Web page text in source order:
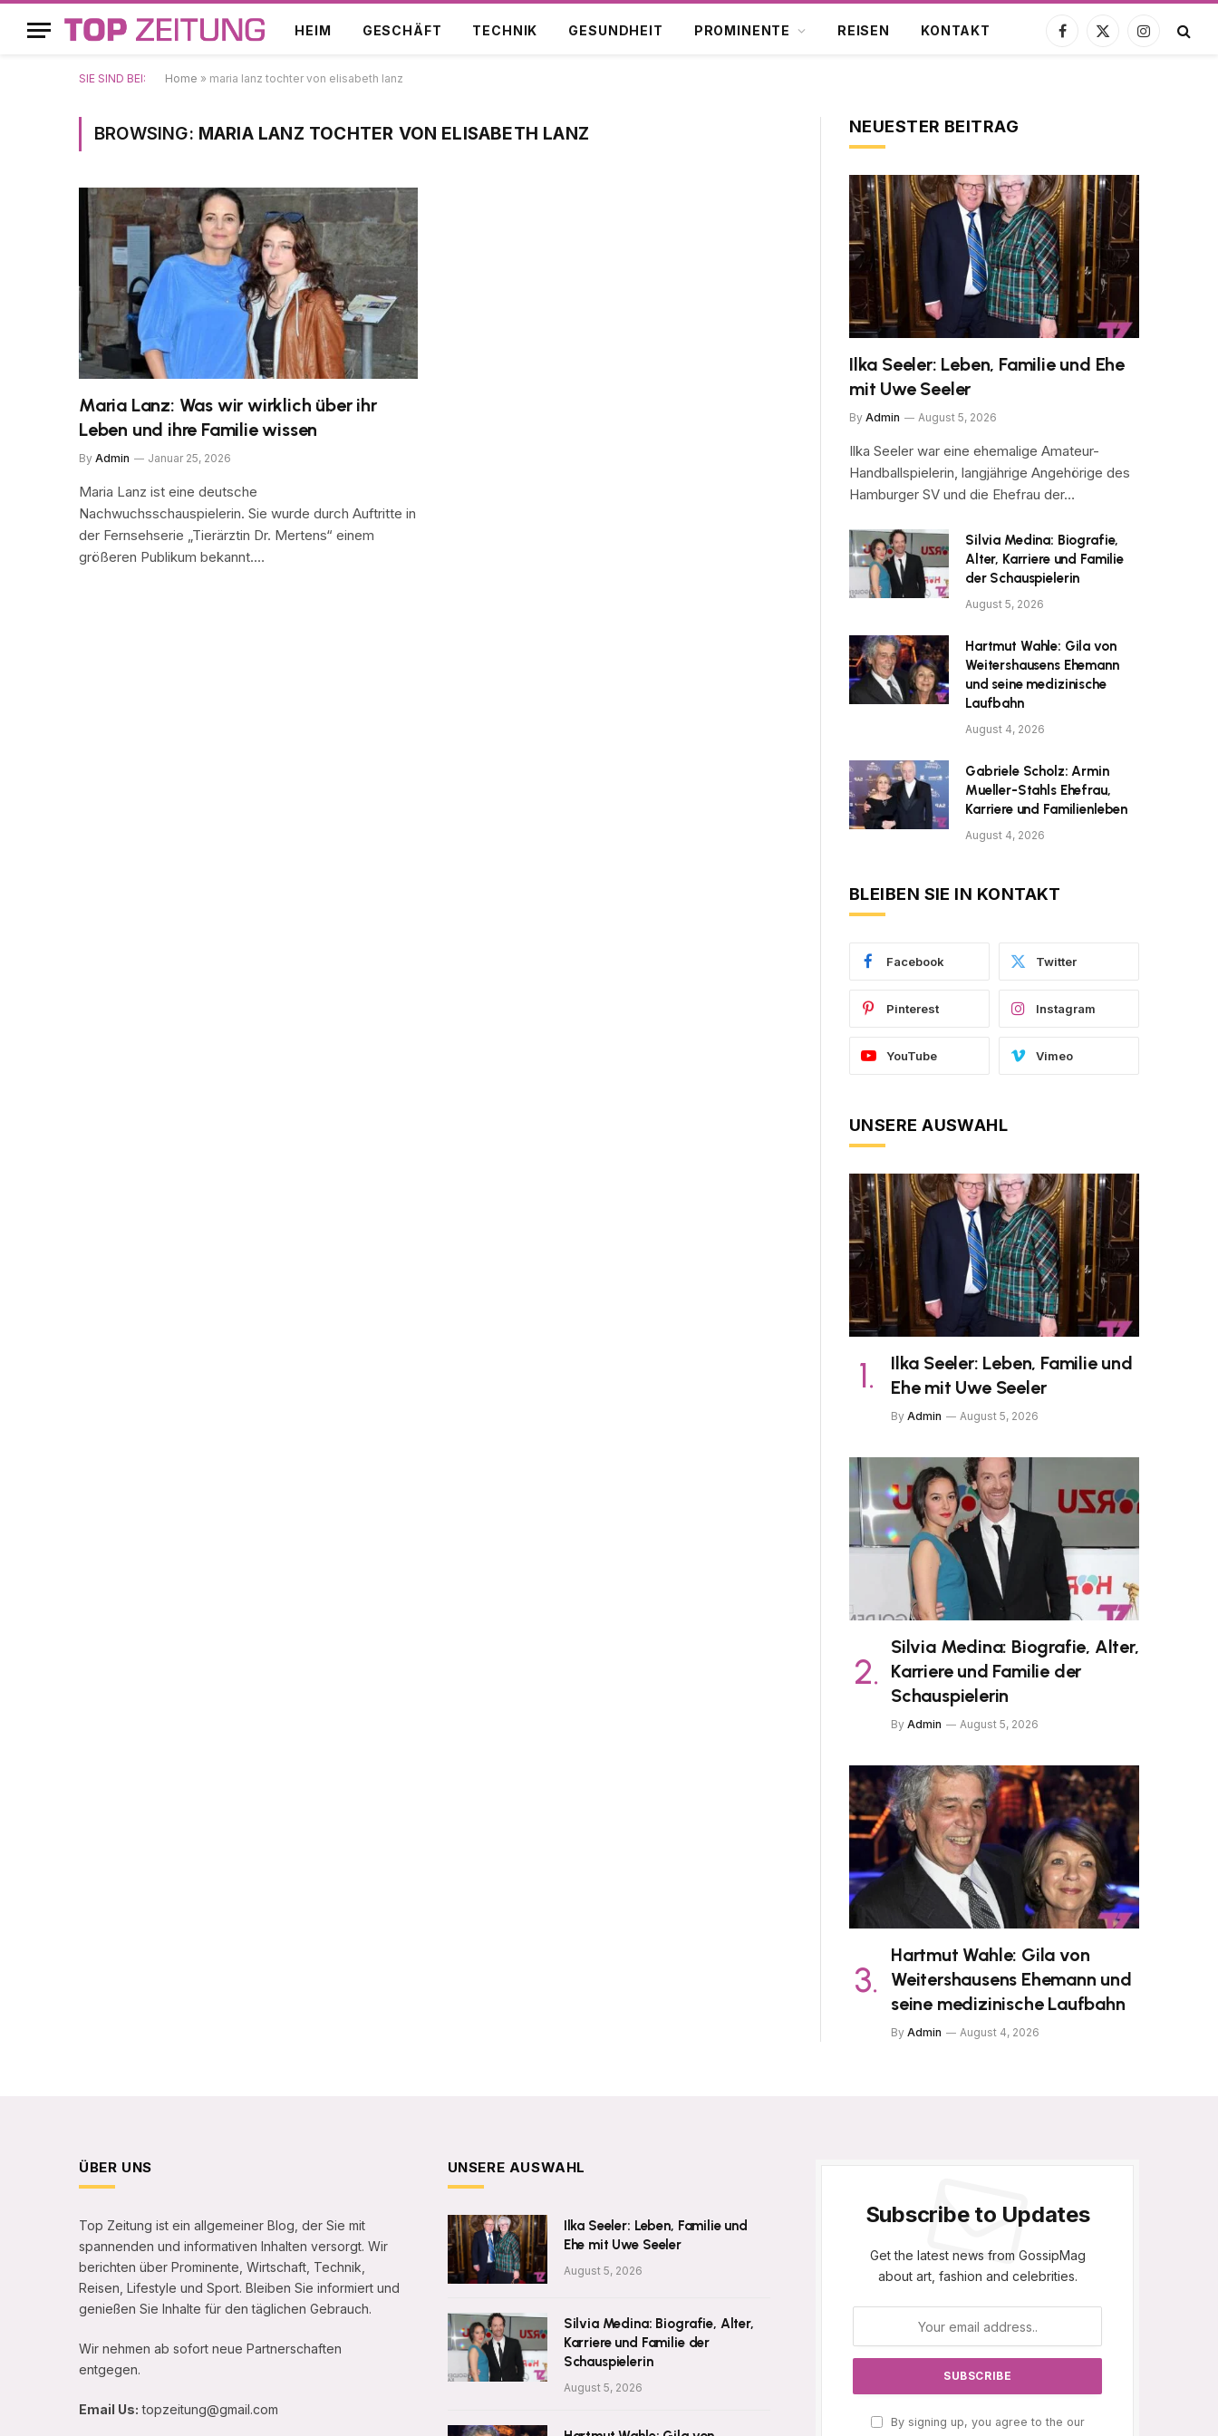
HEIM GESCHÄFT TECHNIK GESUNDHEIT PROMINENTE REISEN KONTAKT
Facebook
X
Instagram
SIE SIND BEI: Home » maria lanz tochter von elisabeth lanz
BROWSING: MARIA LANZ TOCHTER VON ELISABETH LANZ
Maria Lanz: Was wir wirklich über ihr
Leben und ihre Familie wissen
By Admin Januar 25, 2026
Maria Lanz ist eine deutsche
Nachwuchsschauspielerin. Sie wurde durch Auftritte in
der Fernsehserie „Tierärztin Dr. Mertens“ einem
größeren Publikum bekannt.…
NEUESTER BEITRAG
Ilka Seeler: Leben, Familie und Ehe
mit Uwe Seeler
By Admin August 5, 2026
Ilka Seeler war eine ehemalige Amateur-
Handballspielerin, langjährige Angehörige des
Hamburger SV und die Ehefrau der…
Silvia Medina: Biografie,
Alter, Karriere und Familie
der Schauspielerin
August 5, 2026
Hartmut Wahle: Gila von
Weitershausens Ehemann
und seine medizinische
Laufbahn
August 4, 2026
Gabriele Scholz: Armin
Mueller-Stahls Ehefrau,
Karriere und Familienleben
August 4, 2026
BLEIBEN SIE IN KONTAKT
Facebook Twitter
Pinterest Instagram
YouTube Vimeo
UNSERE AUSWAHL
Ilka Seeler: Leben, Familie und
Ehe mit Uwe Seeler
By Admin August 5, 2026
Silvia Medina: Biografie, Alter,
Karriere und Familie der
Schauspielerin
By Admin August 5, 2026
Hartmut Wahle: Gila von
Weitershausens Ehemann und
seine medizinische Laufbahn
By Admin August 4, 2026
ÜBER UNS
Top Zeitung ist ein allgemeiner Blog, der Sie mit
spannenden und informativen Inhalten versorgt. Wir
berichten über Prominente, Wirtschaft, Technik,
Reisen, Lifestyle und Sport. Bleiben Sie informiert und
genießen Sie Inhalte für den täglichen Gebrauch.
Wir nehmen ab sofort neue Partnerschaften
entgegen.
Email Us: topzeitung@gmail.com
UNSERE AUSWAHL
Ilka Seeler: Leben, Familie und
Ehe mit Uwe Seeler
August 5, 2026
Silvia Medina: Biografie, Alter,
Karriere und Familie der
Schauspielerin
August 5, 2026
Subscribe to Updates
Get the latest news from GossipMag
about art, fashion and celebrities.
By signing up, you agree to the our